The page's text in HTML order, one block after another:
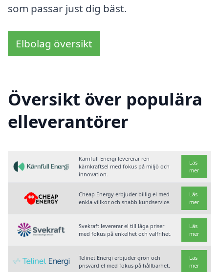
som passar just dig bäst.
Elbolag översikt
Översikt över populära
elleverantörer
Kärnfull Energi levererar ren
kärnkraftsel med fokus på miljö och
innovation.
Läs
mer
Cheap Energy erbjuder billig el med
enkla villkor och snabb kundservice.
Läs
mer
Svekraft levererar el till låga priser
med fokus på enkelhet och valfrihet.
Läs
mer
Telinet Energi erbjuder grön och
prisvärd el med fokus på hållbarhet.
Läs
mer